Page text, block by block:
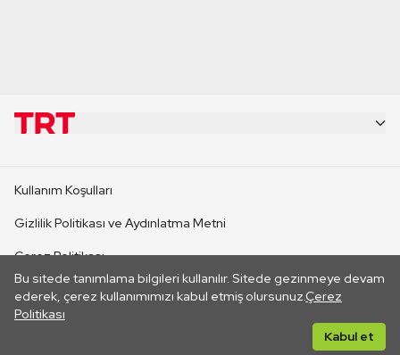
Bu sitede tanımlama bilgileri kullanılır. Sitede gezinmeye devam
ederek, çerez kullanımımızı kabul etmiş olursunuz.Çerez
Politikası
Kabul et
CANLI YAYINLAR
Kullanım Koşulları
Gizlilik Politikası ve Aydınlatma Metni
Çerez Politikası
İletişim
Her hakkı saklıdır. ©2026 TRT. Bağlantı yoluyla gidilen dış